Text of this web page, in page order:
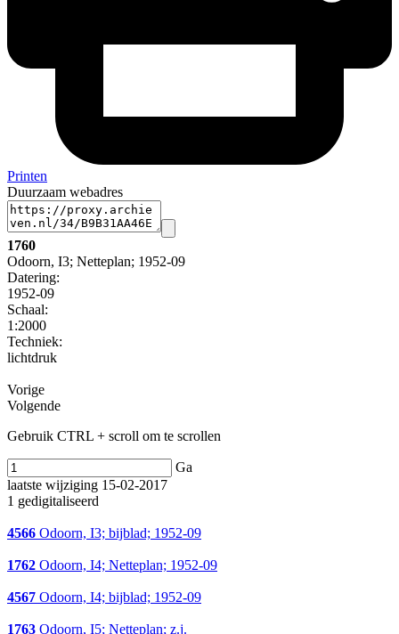
Printen
Duurzaam webadres
1760
Odoorn, I3; Netteplan; 1952-09
Datering:
1952-09
Schaal:
1:2000
Techniek:
lichtdruk
Vorige
Volgende
Gebruik CTRL + scroll om te scrollen
Ga
laatste wijziging 15-02-2017
1 gedigitaliseerd
4566 Odoorn, I3; bijblad; 1952-09
1762 Odoorn, I4; Netteplan; 1952-09
4567 Odoorn, I4; bijblad; 1952-09
1763 Odoorn, I5; Netteplan; z.j.